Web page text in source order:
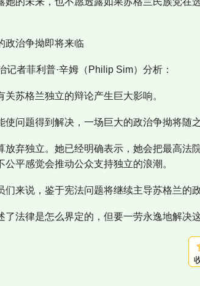
政治争拗即将来临
记者菲利普·辛姆（Philip Sim）分析：
关苏格兰独立的辩论产生巨大影响。
使问题得到解决，一场巨大的政治争拗将随之
放弃独立。她已经明确表示，她会把最高法
公平感觉会推动公众支持独立的浪潮。
们来说，鉴于宪法问题将继续主导苏格兰的
了法律是怎么界定的，但要一劳永逸地解决